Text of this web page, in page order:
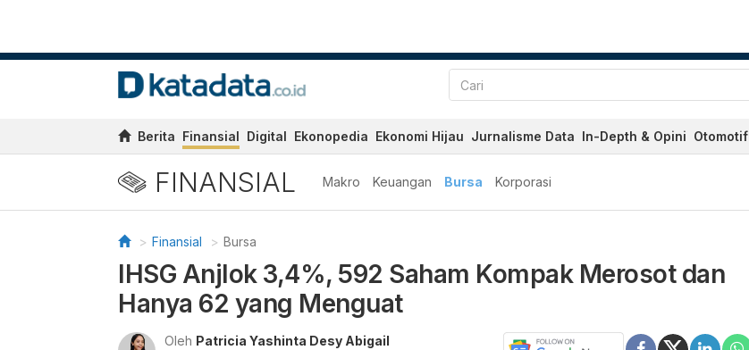
Berita Finansial Digital Ekonopedia Ekonomi Hijau Jurnalisme Data In-Depth & Opini Otomotif
FINANSIAL Makro Keuangan Bursa Korporasi
Finansial Bursa
IHSG Anjlok 3,4%, 592 Saham Kompak Merosot dan
Hanya 62 yang Menguat
Oleh Patricia Yashinta Desy Abigail